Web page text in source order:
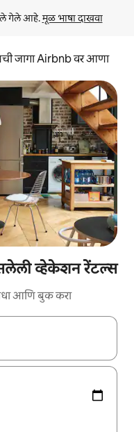
गेले आहे. मूळ भाषा दाखवा
जागा Airbnb वर आणा
व्हेकेशन रेंटल्स
आणि बुक करा
आणि खाली बाणांच्या किजसह